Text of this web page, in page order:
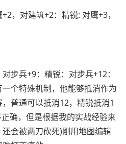
，对建筑+2：精锐: 对鹰+3，
步兵+9：精锐：对步兵+12：
个特殊机制，他能够抵消作为
普通可以抵消12，精锐抵消1
确，但是根据我的实战经验来
会被两刀砍死)刚用地图编辑